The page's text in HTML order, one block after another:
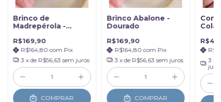
Brinco de
Madrepérola -
R$169,90
R$164,80 com Pix
3 x de R$56,63 sem juros
COMPRAR
Brinco Abalone -
Dourado
R$169,90
R$164,80com Pix
3 x de R$56,63 sem juros
COMPRAR
3 x